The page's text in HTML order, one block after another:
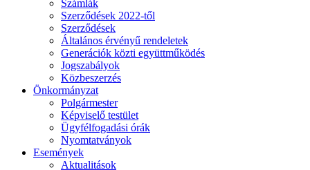
Számlák
Szerződések 2022-től
Szerződések
Általános érvényű rendeletek
Generációk közti együttműködés
Jogszabályok
Közbeszerzés
Önkormányzat
Polgármester
Képviselő testület
Ügyfélfogadási órák
Nyomtatványok
Események
Aktualitások